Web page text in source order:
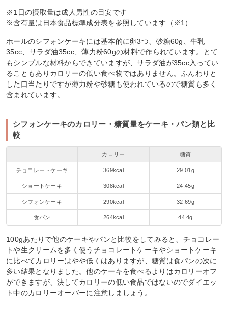
※1日の摂取量は成人男性の目安です
※含有量は日本食品標準成分表を参照しています（※1）
ホールのシフォンケーキには基本的に卵3つ、砂糖60g、牛乳
35cc、サラダ油35cc、薄力粉60gの材料で作られています。とて
もシンプルな材料からできていますが、サラダ油が35cc入ってい
ることもありカロリーの低い食べ物ではありません。ふんわりと
した口当たりですが薄力粉や砂糖も使われているので糖質も多く
含まれています。
シフォンケーキのカロリー・糖質量をケーキ・パン類と比
較
カロリー 糖質
チョコレートケーキ 369kcal 29.01g
ショートケーキ 308kcal 24.45g
シフォンケーキ 290kcal 32.69g
食パン 264kcal 44.4g
100gあたりで他のケーキやパンと比較をしてみると、チョコレー
トや生クリームを多く使うチョコレートケーキやショートケーキ
に比べてカロリーはやや低くはありますが、糖質は食パンの次に
多い結果となりました。他のケーキを食べるよりはカロリーオフ
ができますが、決してカロリーの低い食品ではないのでダイエッ
ト中のカロリーオーバーに注意しましょう。